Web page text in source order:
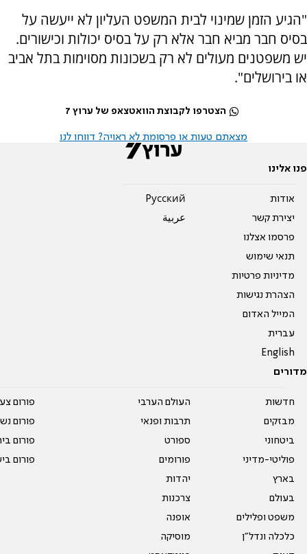
"הגיע הזמן שמינוי לבית המשפט העליון לא ייעשה על
בסיס חבר מביא חבר אלא רק על בסיס יכולות וכישורים.
יש משפטנים מעולים לא רק בשכונות מסוימות בתל אביב
או בירושלים".
הצטרפו לקבוצת הוואטצאפ של ערוץ 7
מצאתם טעות או פרסומת לא ראויה? דווחו לנו
פנו אלינו
אודות
יצירת קשר
פרסמו אצלנו
תנאי שימוש
מדיניות פרטיות
הצהרת נגישות
המייל האדום
עברית
English
Pусский
عربية
מדורים
חדשות
מבזקים
ביטחוני
פוליטי-מדיני
בארץ
בעולם
משפט ופלילים
כלכלה ונדל"ן
העולם הערבי
תרבות ופנאי
ספורט
פורומים
יהדות
צרכנות
אופנה
מוסיקה
פורום
פורום
פורום
פורום